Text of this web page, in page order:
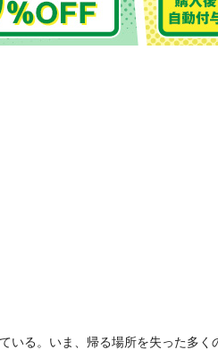
いる。いま、帰る場所を失った多